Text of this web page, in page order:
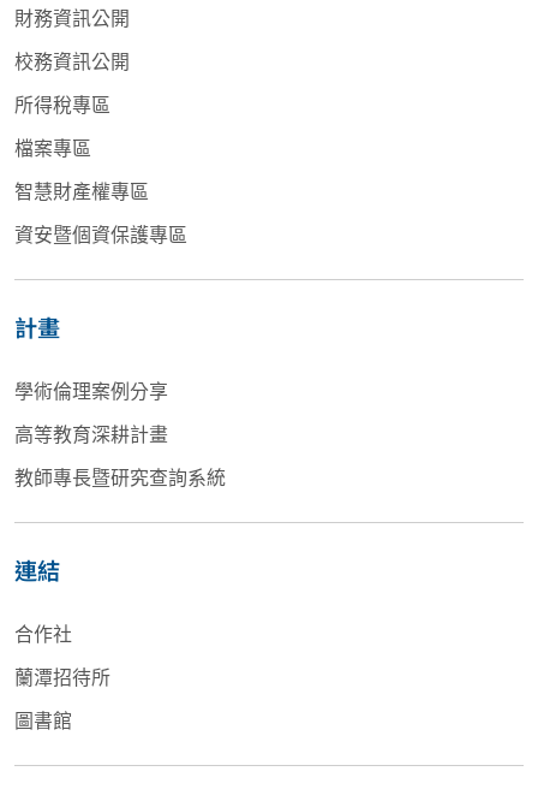
財務資訊公開
校務資訊公開
所得稅專區
檔案專區
智慧財產權專區
資安暨個資保護專區
計畫
學術倫理案例分享
高等教育深耕計畫
教師專長暨研究查詢系統
連結
合作社
蘭潭招待所
圖書館